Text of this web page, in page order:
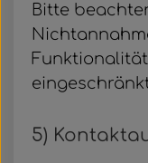
Bitte
5)